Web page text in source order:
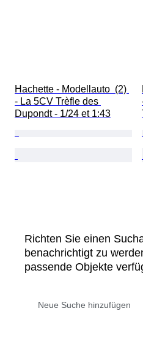
Hachette - Modellauto  (2)
- La 5CV Trèfle des
Dupondt - 1/24 et 1:43
Richten Sie einen
benachrichtigt zu
passende Objekte